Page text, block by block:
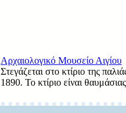
Αρχαιολογικό Μουσείο Αιγίου
Στεγάζεται στο κτίριο της
1890. Το κτίριο είναι